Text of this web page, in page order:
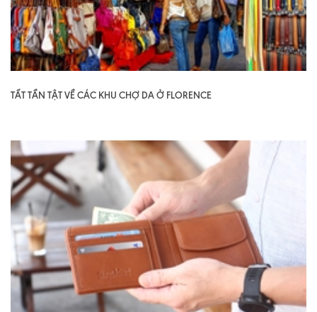
TẤT TẦN TẬT VỀ CÁC KHU CHỢ DA Ở FLORENCE